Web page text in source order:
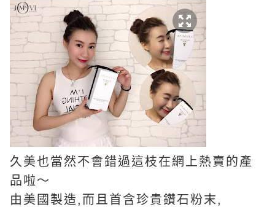
久美也當然不會錯過這枝在網上熱賣的產
品啦～
由美國製造,而且首含珍貴鑽石粉末,